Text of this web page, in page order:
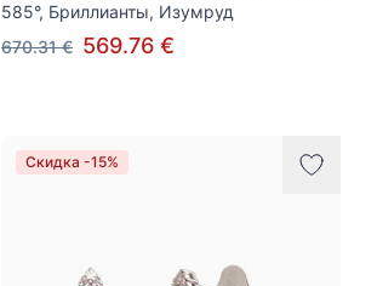
585°, Бриллианты, Изумруд
670.31 € 569.76 €
Скидка -15%